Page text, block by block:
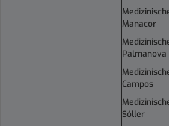
Manacor
Palmanova
Campos
Sóller